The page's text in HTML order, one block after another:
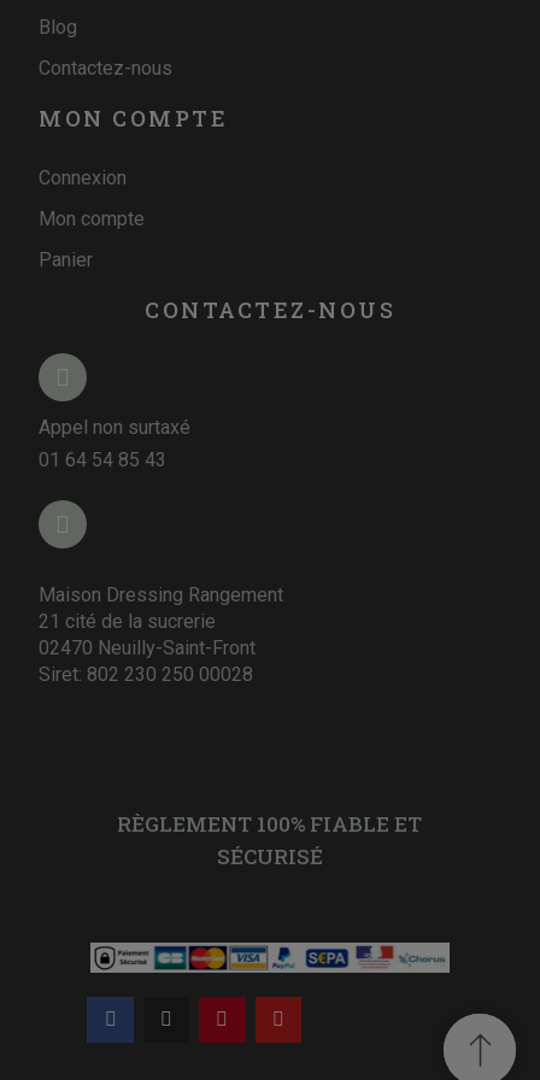
Blog
Contactez-nous
MON COMPTE
Connexion
Mon compte
Panier
CONTACTEZ-NOUS
Appel non surtaxé
01 64 54 85 43
Maison Dressing Rangement
21 cité de la sucrerie
02470 Neuilly-Saint-Front
Siret: 802 230 250 00028
RÈGLEMENT 100% FIABLE ET
SÉCURISÉ